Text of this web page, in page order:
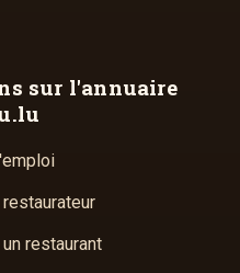
sur l'annuaire
restaurant